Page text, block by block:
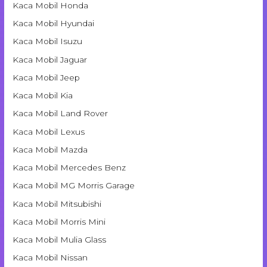
Kaca Mobil Honda
Kaca Mobil Hyundai
Kaca Mobil Isuzu
Kaca Mobil Jaguar
Kaca Mobil Jeep
Kaca Mobil Kia
Kaca Mobil Land Rover
Kaca Mobil Lexus
Kaca Mobil Mazda
Kaca Mobil Mercedes Benz
Kaca Mobil MG Morris Garage
Kaca Mobil Mitsubishi
Kaca Mobil Morris Mini
Kaca Mobil Mulia Glass
Kaca Mobil Nissan